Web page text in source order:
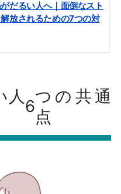
だるい人へ｜面倒なスト
放されるための7つの対
人
6
つの共通
点